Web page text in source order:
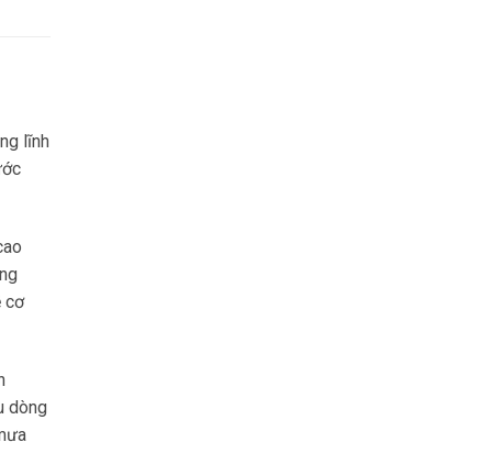
lĩnh
cơ
dòng